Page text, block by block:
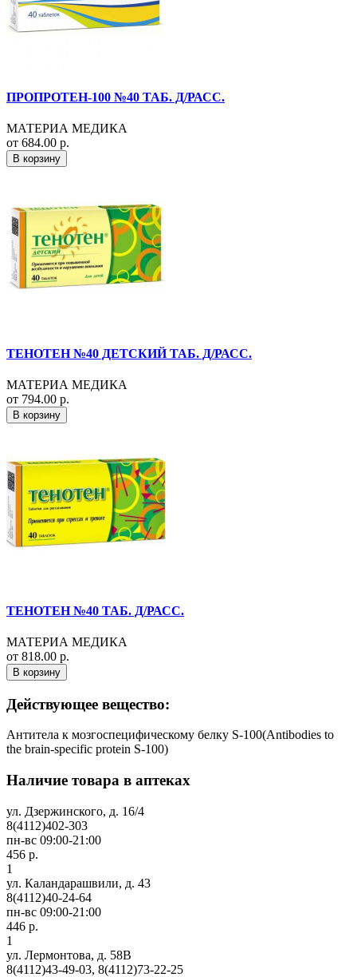
ПРОПРОТЕН-100 №40 ТАБ. Д/РАСС.
МАТЕРИА МЕДИКА
от 684.00 р.
В корзину
ТЕНОТЕН №40 ДЕТСКИЙ ТАБ. Д/РАСС.
МАТЕРИА МЕДИКА
от 794.00 р.
В корзину
ТЕНОТЕН №40 ТАБ. Д/РАСС.
МАТЕРИА МЕДИКА
от 818.00 р.
В корзину
Действующее вещество:
Антитела к мозгоспецифическому белку S-100(Antibodies to
the brain-specific protein S-100)
Наличие товара в аптеках
ул. Дзержинского, д. 16/4
8(4112)402-303
пн-вс 09:00-21:00
456 р.
1
ул. Каландарашвили, д. 43
8(4112)40-24-64
пн-вс 09:00-21:00
446 р.
1
ул. Лермонтова, д. 58В
8(4112)43-49-03, 8(4112)73-22-25